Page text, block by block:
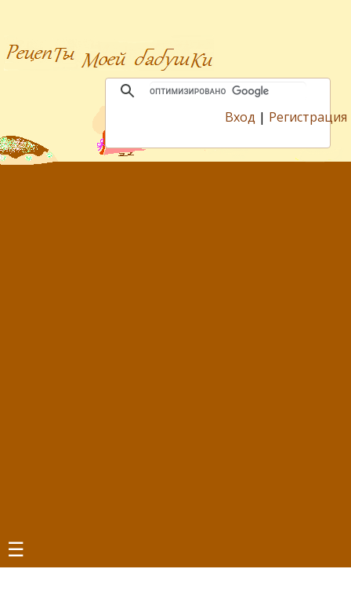
Вход | Регистрация
☰